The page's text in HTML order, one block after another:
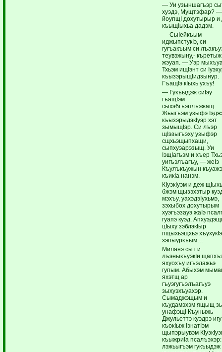
— Уи узыншагъэр
хуэдэ, Мущтэфар? —
йоупщI дохутырыр и
къыщIыхьа дадэм.
— СыIейкъым
иджыпстукIэ, си
гугъакъым си
теувэжыну,- къретыж
жэуап. — Уэр
Тхьэм ищIэнт си
къызэрыщIидзынур.
ГъащIэ кIыхь ухъу!
— Гукъыдэж сиIэу
гъащIэм
сыхэбгъэплъэжащ.
Жьыгъэм узыфэ
къызэрыдэкIуэр хэт
зымыщIэр. Си лъэр
щIэзыгъэху узыфэр
сщхьэщыпхащи,
сыпхуэарэзыщ. Уи
IэщIагъэм и хъер
уигъэлъагъу, — жеIэ
Къулъкъужын
къикIа нанэм.
КIуэкIуэм и деж
бжэм щызэхэтыр
мэхъу, уахэдэIухьмэ,
зэхыбох дохутырым
хуэгъэзауэ жаIэ
гуапэ куэд.
цIыху зэблэкIыр
пщыхьэщхьэ хъухукIэ
зэпыуркъым…
Миланэ сыт и
лъэныкъуэкIи
яхуохъу игъэлажьэ
гупым. Абыхэм
яхэтщ ар
гъуэгугъэлъагъуэ
зыхуэхъуахэр.
Сымаджэщым и
къудамэхэм ящыщ
унафэщI Къуныжь
Джульеттэ куэдрэ игу
къокIыж IэнатIэм
щыпэрыувэм
къыжриIа
лэжьыгъэм гукъыдэж